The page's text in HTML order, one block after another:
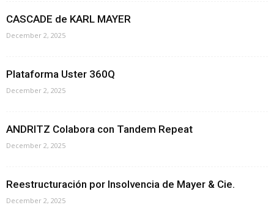
CASCADE de KARL MAYER
December 2, 2025
Plataforma Uster 360Q
December 2, 2025
ANDRITZ Colabora con Tandem Repeat
December 2, 2025
Reestructuración por Insolvencia de Mayer & Cie.
December 2, 2025